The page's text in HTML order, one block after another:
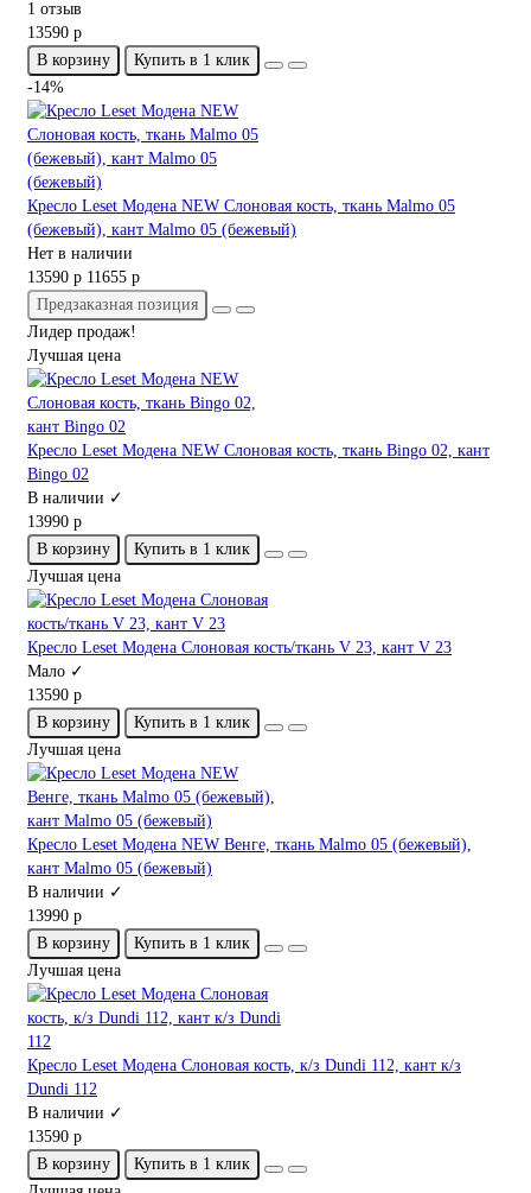
1 отзыв
13590 р
В корзину
Купить в 1 клик
-14%
Кресло Leset Модена NEW Слоновая кость, ткань Malmo 05
(бежевый), кант Malmo 05 (бежевый)
Нет в наличии
13590 р 11655 р
Предзаказная позиция
Лидер продаж!
Лучшая цена
Кресло Leset Модена NEW Слоновая кость, ткань Bingo 02, кант
Bingo 02
В наличии ✓
13990 р
В корзину
Купить в 1 клик
Лучшая цена
Кресло Leset Модена Слоновая кость/ткань V 23, кант V 23
Мало ✓
13590 р
В корзину
Купить в 1 клик
Лучшая цена
Кресло Leset Модена NEW Венге, ткань Malmo 05 (бежевый),
кант Malmo 05 (бежевый)
В наличии ✓
13990 р
В корзину
Купить в 1 клик
Лучшая цена
Кресло Leset Модена Слоновая кость, к/з Dundi 112, кант к/з
Dundi 112
В наличии ✓
13590 р
В корзину
Купить в 1 клик